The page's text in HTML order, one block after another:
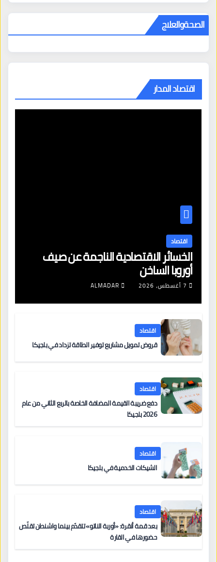
الصحةوالعلاج
اقتصاد المدار
اقتصاد
الخسائر الاقتصادية الناجمة عن صيف
أوروبا الساخن
7 أغسطس، 2026 ALMADAR
اقتصاد
قروض تمويل مشاريع توفير الطاقة تزداد في بلجيكا
اقتصاد
دفع ضريبة القيمة المضافة الخاصة بالربع الثاني من عام
2026 بلجيكا
اقتصاد
الشيكات الخدمية في بلجيكا
اقتصاد
بعد قمة أنقرة: «أوربة الناتو» تتقدّم بينما واشنطن تقلّص
حضورها في القارة